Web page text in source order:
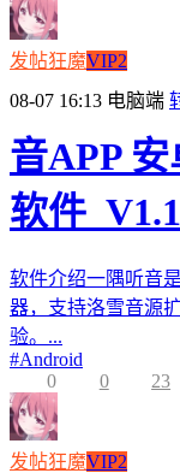
发帖狂魔VIP2
08-07 16:13 电脑端
音APP
软件
软件介绍一隅听音
器，支持洛雪音源
验。...
#Android
0
0 23
发帖狂魔VIP2